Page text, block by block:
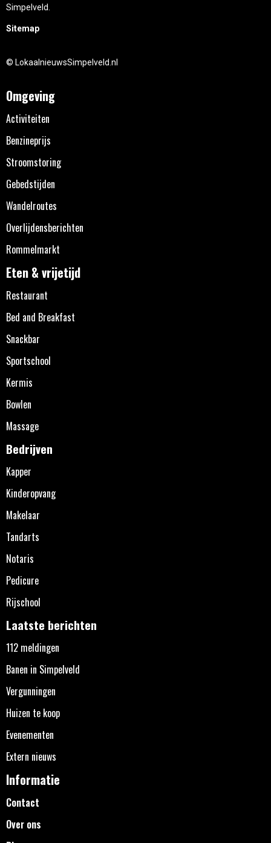
Simpelveld.
Sitemap
© LokaalnieuwsSimpelveld.nl
Omgeving
Activiteiten
Benzineprijs
Stroomstoring
Gebedstijden
Wandelroutes
Overlijdensberichten
Rommelmarkt
Eten & vrijetijd
Restaurant
Bed and Breakfast
Snackbar
Sportschool
Kermis
Bowlen
Massage
Bedrijven
Kapper
Kinderopvang
Makelaar
Tandarts
Notaris
Pedicure
Rijschool
Laatste berichten
112 meldingen
Banen in Simpelveld
Vergunningen
Huizen te koop
Evenementen
Extern nieuws
Informatie
Contact
Over ons